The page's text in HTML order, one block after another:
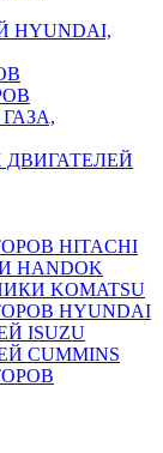
HYUNDAI,
HITACHI
HANDOK
KOMATSU
HYUNDAI
ISUZU
CUMMINS